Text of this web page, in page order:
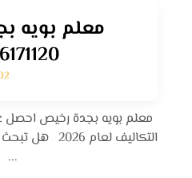
معلم بويه
معلم بويه بجدة رخيص احصل
التكاليف
...